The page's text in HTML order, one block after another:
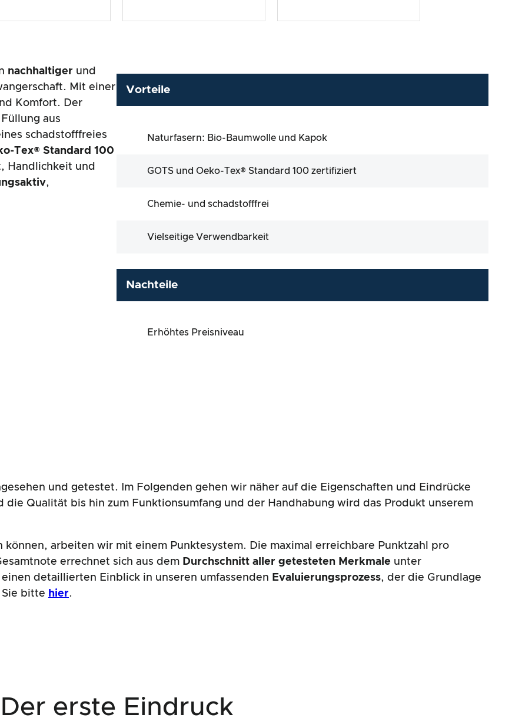
nachhaltiger und
Mit einer
Komfort. Der
aus
schadstofffreies
Tex® Standard 100
Handlichkeit und
,
Vorteile
Naturfasern: Bio-Baumwolle und Kapok
GOTS und Oeko-Tex® Standard 100 zertifiziert
Chemie- und schadstofffrei
Vielseitige Verwendbarkeit
Nachteile
Erhöhtes Preisniveau
und getestet. Im Folgenden gehen wir näher auf die Eigenschaften und Eindrücke
Qualität bis hin zum Funktionsumfang und der Handhabung wird das Produkt unserem
können, arbeiten wir mit einem Punktesystem. Die maximal erreichbare Punktzahl pro
errechnet sich aus dem Durchschnitt aller getesteten Merkmale unter
detaillierten Einblick in unseren umfassenden Evaluierungsprozess, der die Grundlage
bitte hier.
Der erste Eindruck